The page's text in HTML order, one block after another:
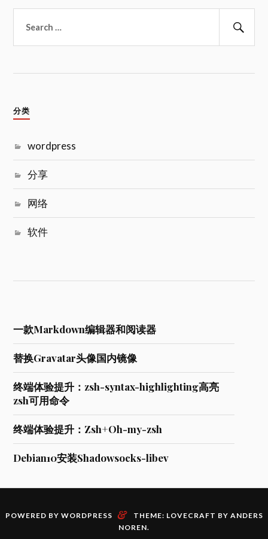
索：
分类
wordpress
分享
网络
软件
一款Markdown编辑器和阅读器
替换Gravatar头像国内镜像
终端体验提升：zsh-syntax-highlighting高亮
zsh可用命令
终端体验提升：Zsh+Oh-my-zsh
Debian10安装Shadowsocks-libev
POWERED BY WORDPRESS & THEME: LOVECRAFT BY ANDERS
NOREN.